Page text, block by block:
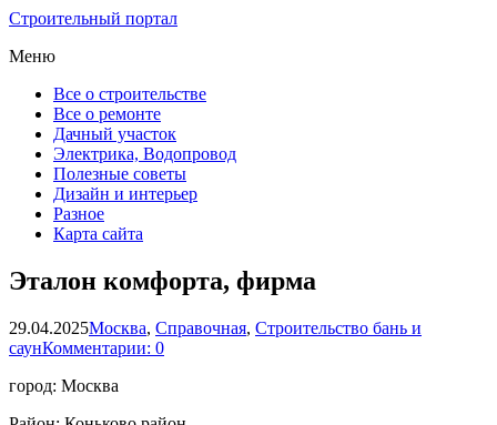
Строительный портал
Меню
Все о строительстве
Все о ремонте
Дачный участок
Электрика, Водопровод
Полезные советы
Дизайн и интерьер
Разное
Карта сайта
Эталон комфорта, фирма
29.04.2025Москва, Справочная, Строительство бань и
саунКомментарии: 0
город: Москва